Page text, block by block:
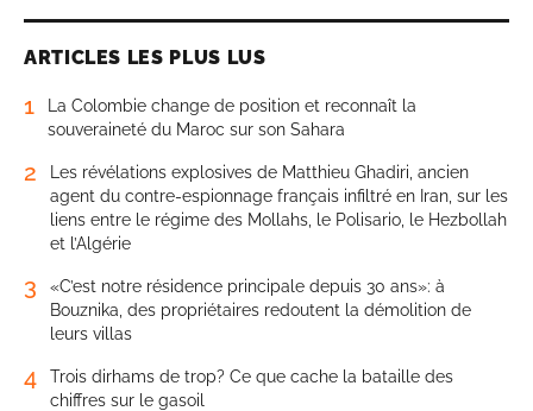
ARTICLES LES PLUS LUS
1
La Colombie change de position et reconnaît la
souveraineté du Maroc sur son Sahara
2
Les révélations explosives de Matthieu Ghadiri, ancien
agent du contre-espionnage français infiltré en Iran, sur les
liens entre le régime des Mollahs, le Polisario, le Hezbollah
et l’Algérie
3
«C’est notre résidence principale depuis 30 ans»: à
Bouznika, des propriétaires redoutent la démolition de
leurs villas
4
Trois dirhams de trop? Ce que cache la bataille des
chiffres sur le gasoil